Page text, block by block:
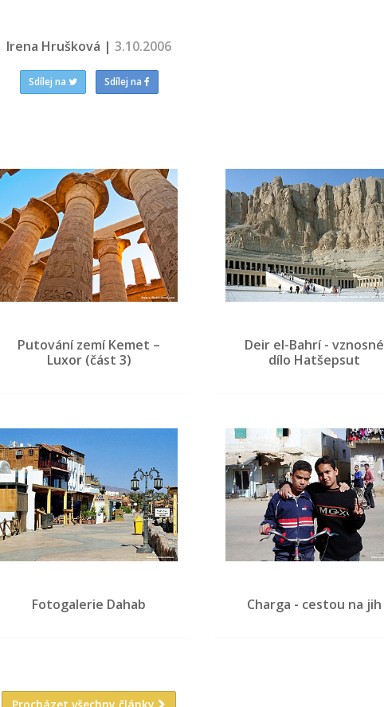
Irena Hrušková |3.10.2006
Sdílej na Sdílej na
Putování zemí Kemet –
Luxor (část 3)
Deir el-Bahrí - vznosné
dílo Hatšepsut
Fotogalerie Dahab Charga - cestou na jih